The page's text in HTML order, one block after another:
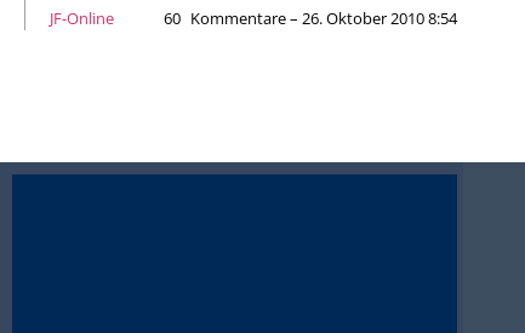
JF-Online 60 Kommentare – 26. Oktober 2010 8:54